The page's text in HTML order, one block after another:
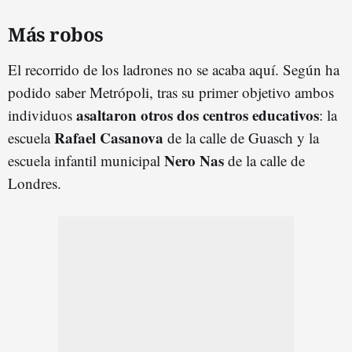
Más robos
El recorrido de los ladrones no se acaba aquí. Según ha
podido saber Metrópoli, tras su primer objetivo ambos
individuos asaltaron otros dos centros educativos: la
escuelaRafael Casanova de la calle de Guasch y la
escuela infantil municipal Nero Nas de la calle de
Londres.